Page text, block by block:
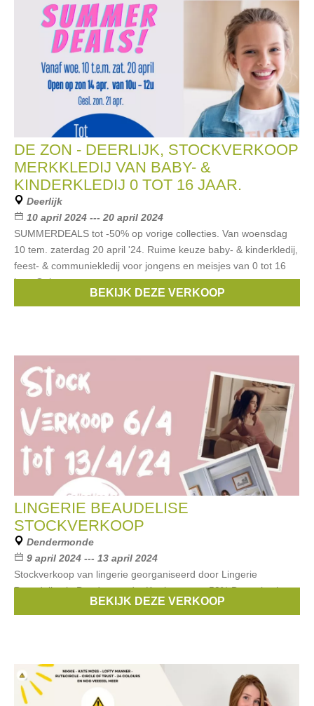
DE ZON - DEERLIJK, STOCKVERKOOP
MERKKLEDIJ VAN BABY- &
KINDERKLEDIJ 0 TOT 16 JAAR.
Deerlijk
10 april 2024 --- 20 april 2024
SUMMERDEALS tot -50% op vorige collecties. Van woensdag
10 tem. zaterdag 20 april '24. Ruime keuze baby- & kinderkledij,
feest- & communiekledij voor jongens en meisjes van 0 tot 16
jaar. Ook
Noppies,Blue Bay,Woody,Red & Blu
BEKIJK DEZE VERKOOP
LINGERIE BEAUDELISE
STOCKVERKOOP
Dendermonde
9 april 2024 --- 13 april 2024
Stockverkoop van lingerie georganiseerd door Lingerie
Beaudelise in Dendermonde. Kortingen tot -50% De verkochte
items komen uit vorige collecties tot en met de 2023 collectie.
BEKIJK DEZE VERKOOP